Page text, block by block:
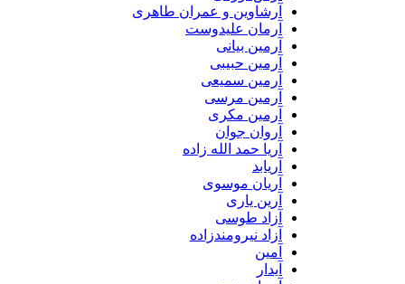
آرشاوین و عمران طاهری
آرمان علیدوست
آرمین بیانی
آرمین حبیبی
آرمین سمیعی
آرمین مرسی
آرمین مکری
آروان جوان
آریا حمد الله زاده
آریابد
آریان موسوی
آرین یاری
آزاد طوسی
آزاد نیرومندزاده
آمین
آیدار